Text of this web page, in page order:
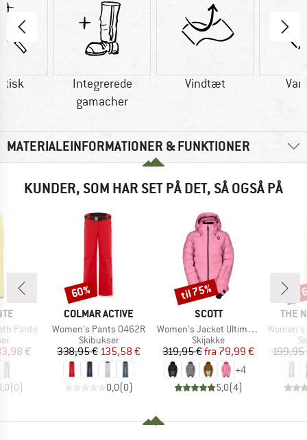
Integrerede
gamacher
Vindtæt
MATERIALEINFORMATIONER & FUNKTIONER
KUNDER, SOM HAR SET PÅ DET, SÅ OGSÅ PÅ
Pants
pris
€
(0)
MÆRKE
COLMAR ACTIVE
Artikel
Women's Pants 0462R
Produktgruppe
Skibukser
Pris
338,95 €Nedsat pris
135,58 €
0,0(0)
Rabat
60%
MÆRKE
SCOTT
Artikel
Women's Jacket Ultimate Warm
Produktgruppe
Skijakke
Pris
319,95 € Nedsat pris
fra 79,99 €
+4
5,0(4)
Rabat
til 75%
THE
Artikel
199,95